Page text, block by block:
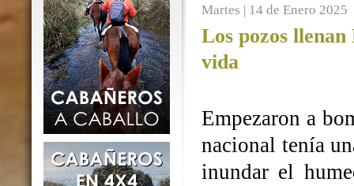
Martes | 14 de Enero 2025
Los pozos
vida
Empezaron a
nacional tenía
inundar el